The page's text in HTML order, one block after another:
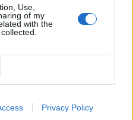
Use,
of my
with the
Privacy Policy
Pia Nykänen